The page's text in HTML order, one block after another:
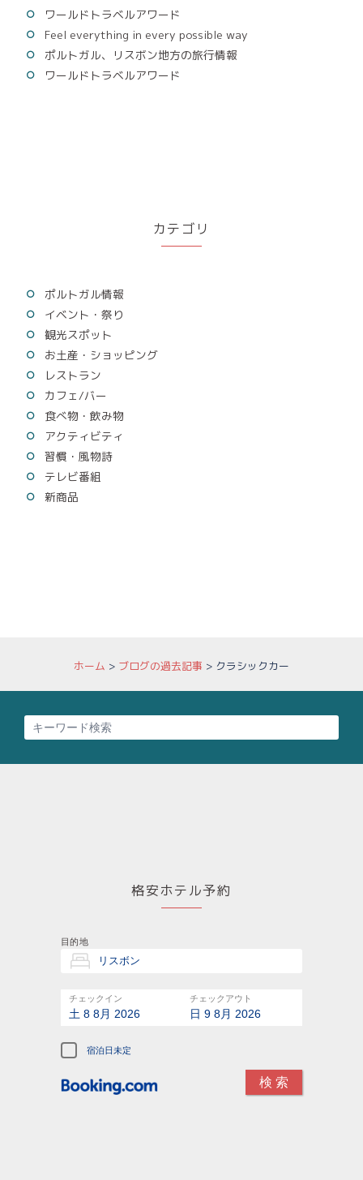
ワールドトラベルアワード
Feel everything in every possible way
ポルトガル、リスボン地方の旅行情報
ワールドトラベルアワード
カテゴリ
ポルトガル情報
イベント・祭り
観光スポット
お土産・ショッピング
レストラン
カフェ/バー
食べ物・飲み物
アクティビティ
習慣・風物詩
テレビ番組
新商品
ホーム > ブログの過去記事 > クラシックカー
格安ホテル予約
目的地
チェックイン
土 8 8月 2026
チェックアウト
日 9 8月 2026
宿泊日未定